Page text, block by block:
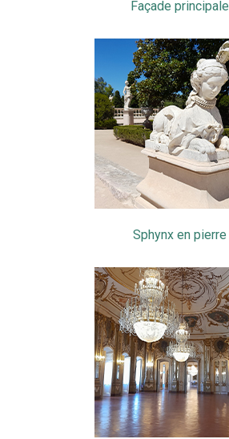
Façade principale
Sphynx en pierre